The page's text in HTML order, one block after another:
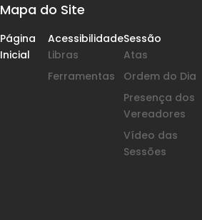
Mapa do Site
Página
Inicial
Acessibilidade
Libras
Ferramentas
Sessão
Atas
Ordem do Dia
Presença dos
Vereadores
Vídeo das
Sessões